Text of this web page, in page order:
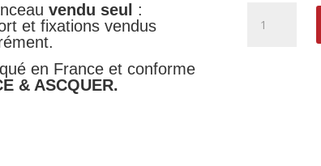
vendu seul
:
et fixations vendus
en France et conforme
& ASCQUER.